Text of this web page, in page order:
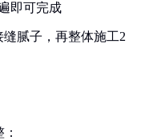
即可完成
缝腻子，再整体施工2